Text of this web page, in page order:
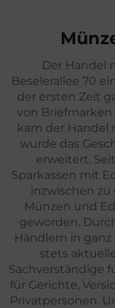
Der Handel
Beselerallee 70
der ersten Zeit
von
kam der Handel
wurde das
erweitert.
Sparkassen mit
inzwischen
Münzen und
geworden.
Händlern in
stets
Sachverständige
für Gerichte,
Privatpersonen.